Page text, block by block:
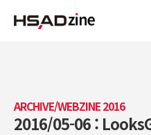
ARCHIVE/WEBZINE 2016
2016/05-06 :